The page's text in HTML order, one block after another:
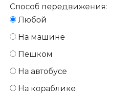
Способ передвижения:
Любой
На машине
Пешком
На автобусе
На кораблике